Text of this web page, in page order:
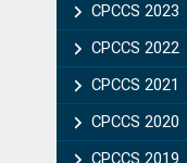
CPCCS 2023
CPCCS 2022
CPCCS 2021
CPCCS 2020
CPCCS 2019 .